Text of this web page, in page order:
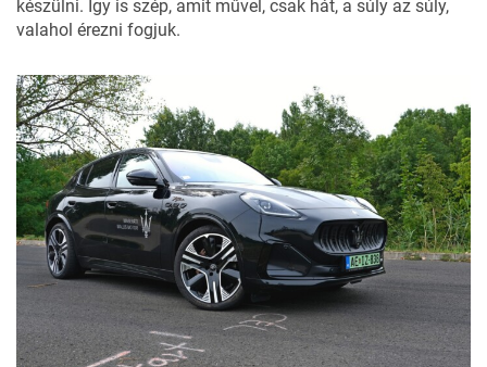
készülni. Így is szép, amit művel, csak hát, a súly az súly,
valahol érezni fogjuk.